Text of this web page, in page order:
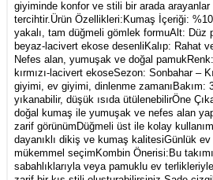
giyiminde konfor ve stili bir arada
tercihtir.Ürün Özellikleri:Kumaş İçeriği:
yakalı, tam düğmeli gömlek formuAlt: Düz
beyaz-lacivert ekose desenliKalıp: Rahat
Nefes alan, yumuşak ve doğal
kırmızı-lacivert ekoseSezon: Sonbahar –
giyimi, ev giyimi, dinlenme zamanıBakım:
yıkanabilir, düşük ısıda ütülenebilirÖne
doğal kumaş ile yumuşak ve nefes alan
zarif görünümDüğmeli üst ile kolay
dayanıklı dikiş ve kumaş kalitesiGünlük
mükemmel seçimKombin Önerisi:Bu
sabahlıklarıyla veya pamuklu ev